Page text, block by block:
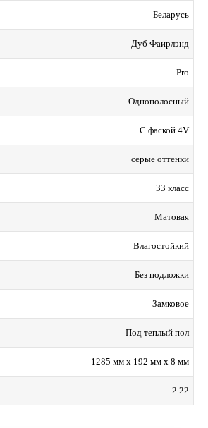
Беларусь
Дуб Фаирлэнд
Pro
Однополосный
С фаской 4V
серые оттенки
33 класс
Матовая
Влагостойкий
Без подложки
Замковое
Под теплый пол
1285 мм x 192 мм x 8 мм
2.22